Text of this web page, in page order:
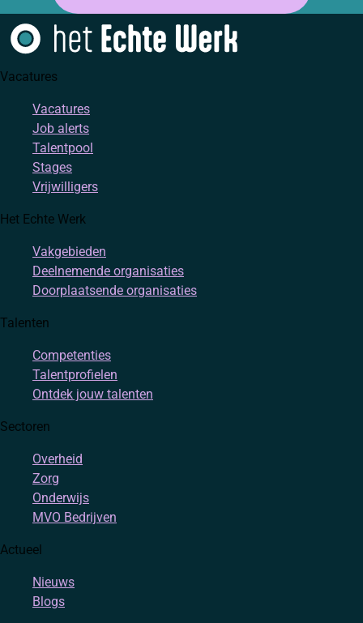
Vacatures
Vacatures
Job alerts
Talentpool
Stages
Vrijwilligers
Het Echte Werk
Vakgebieden
Deelnemende organisaties
Doorplaatsende organisaties
Talenten
Competenties
Talentprofielen
Ontdek jouw talenten
Sectoren
Overheid
Zorg
Onderwijs
MVO Bedrijven
Actueel
Nieuws
Blogs